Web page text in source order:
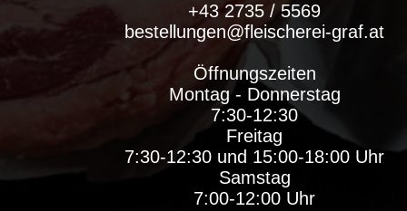
+43 2735 / 5569
bestellungen@fleischerei-graf.at
Öffnungszeiten
Montag - Donnerstag
7:30-12:30
Freitag
7:30-12:30 und 15:00-18:00 Uhr
Samstag
7:00-12:00 Uhr